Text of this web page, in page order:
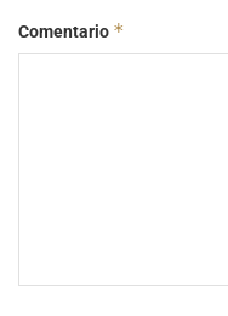
Comentario *